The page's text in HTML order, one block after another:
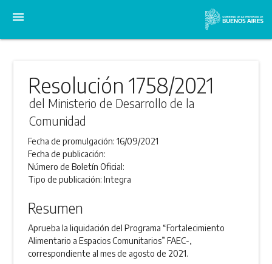
menu
Resolución 1758/2021
del Ministerio de Desarrollo de la
Comunidad
Fecha de promulgación:16/09/2021
Fecha de publicación:
Número de Boletín Oficial:
Tipo de publicación:Integra
Resumen
Aprueba la liquidación del Programa “Fortalecimiento
Alimentario a Espacios Comunitarios” FAEC-,
correspondiente al mes de agosto de 2021.